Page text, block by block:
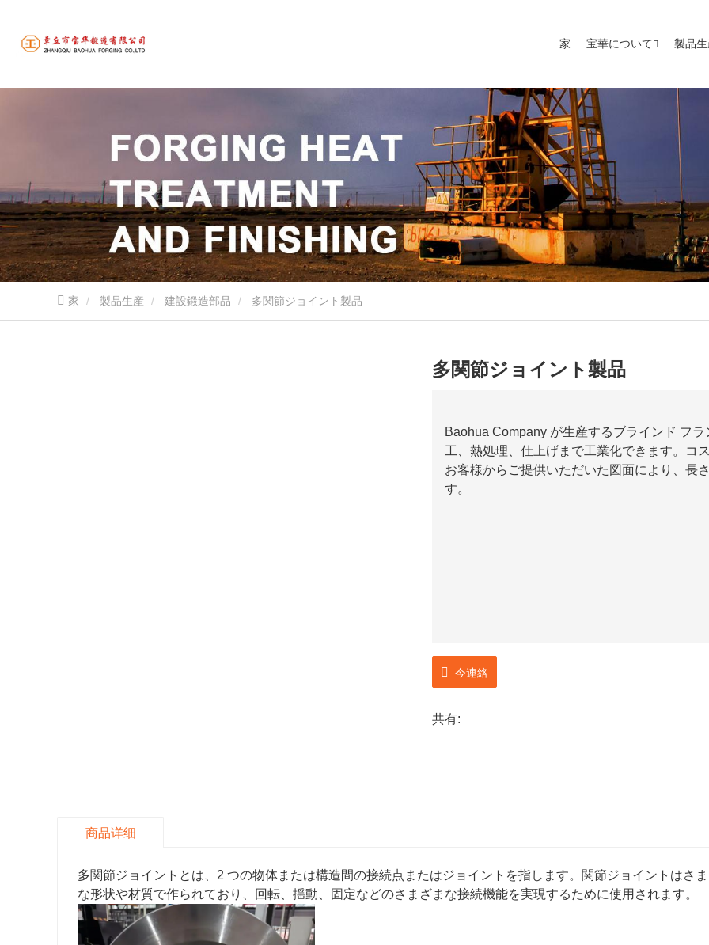
家 宝華について 製品
家 製品生産 建設鍛造部品 多関節ジョイント製品
多関節ジョイント製品
Baohua Company が生産するブラインド フ
工、熱処理、仕上げまで工業化できます。コ
お客様からご提供いただいた図面により、長
す。
今連絡
共有:
商品详细
多関節ジョイントとは、2 つの物体または構造間の接続点またはジョイントを指します。関節ジョイントはさま
な形状や材質で作られており、回転、揺動、固定などのさまざまな接続機能を実現するために使用されます。